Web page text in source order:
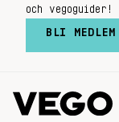
och vegoguider!
BLI